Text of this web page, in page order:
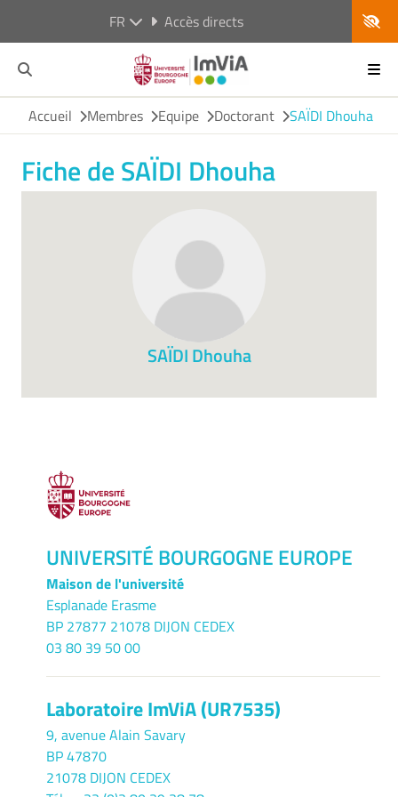
FR Accès directs
Accueil Membres Equipe Doctorant SAÏDI Dhouha
Fiche de SAÏDI Dhouha
SAÏDI Dhouha
UNIVERSITÉ BOURGOGNE EUROPE
Maison de l'université
Esplanade Erasme
BP 27877 21078 DIJON CEDEX
03 80 39 50 00
Laboratoire ImViA (UR7535)
9, avenue Alain Savary
BP 47870
21078 DIJON CEDEX